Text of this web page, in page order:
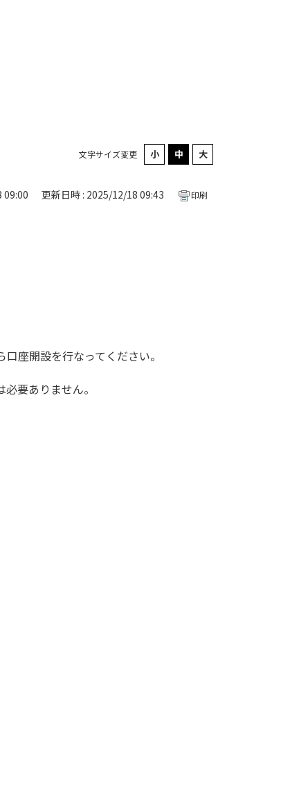
文字サイズ変更
09:00 更新日時 : 2025/12/18 09:43 印刷
座開設を行なってください。
要ありません。